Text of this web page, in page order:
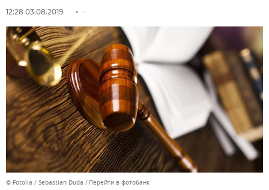
12:28 03.08.2019
© Fotolia / Sebastian Duda Перейти в фотобанк